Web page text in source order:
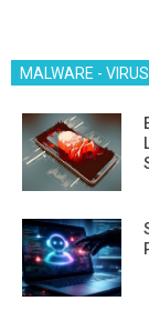
MALWARE - VIRUS